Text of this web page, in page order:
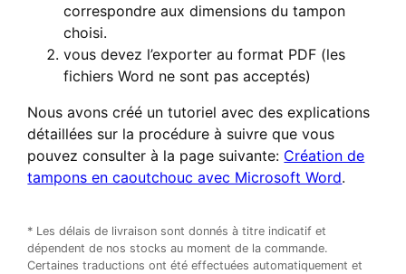
correspondre aux dimensions du tampon
choisi.
vous devez l’exporter au format PDF (les
fichiers Word ne sont pas acceptés)
Nous avons créé un tutoriel avec des explications
détaillées sur la procédure à suivre que vous
pouvez consulter à la page suivante: Création de
tampons en caoutchouc avec Microsoft Word.
* Les délais de livraison sont donnés à titre indicatif et
dépendent de nos stocks au moment de la commande.
Certaines traductions ont été effectuées automatiquement et